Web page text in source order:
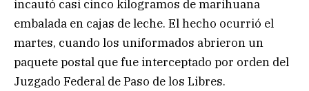
incautó casi cinco kilogramos de marihuana
embalada en cajas de leche. El hecho ocurrió el
martes, cuando los uniformados abrieron un
paquete postal que fue interceptado por orden del
Juzgado Federal de Paso de los Libres.